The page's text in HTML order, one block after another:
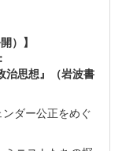
）】
治思想』（岩波書
ダー公正をめぐ